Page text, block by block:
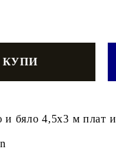
и бяло 4,5x3 м плат и